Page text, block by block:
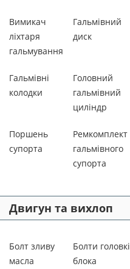
Вимикач
ліхтаря
гальмування
Гальмівний
диск
Гальмівні
колодки
Головний
гальмівний
циліндр
Поршень
супорта
Ремкомплект
гальмівного
супорта
Двигун та вихлоп
Болт зливу
масла
Болти головкі
блока